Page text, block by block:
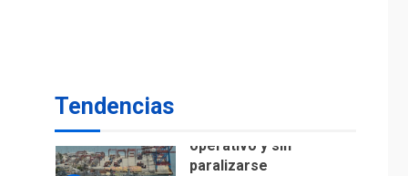
Tendencias
operativo y sin
paralizarse